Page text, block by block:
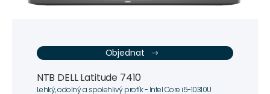
Objednat
NTB DELL Latitude 7410
Lehký, odolný a spolehlivý profík - Intel Core i5-10310U